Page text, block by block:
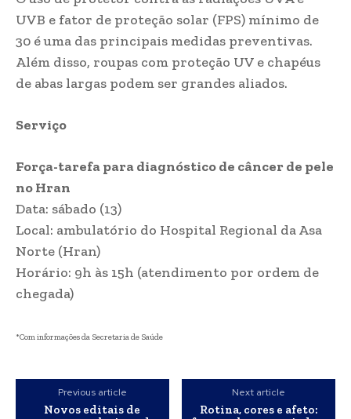
UVB e fator de proteção solar (FPS) mínimo de
30 é uma das principais medidas preventivas.
Além disso, roupas com proteção UV e chapéus
de abas largas podem ser grandes aliados.
Serviço
Força-tarefa para diagnóstico de câncer de pele
no Hran
Data: sábado (13)
Local: ambulatório do Hospital Regional da Asa
Norte (Hran)
Horário: 9h às 15h (atendimento por ordem de
chegada)
*Com informações da Secretaria de Saúde
Previous article
Novos editais de
Next article
Rotina, cores e afeto: